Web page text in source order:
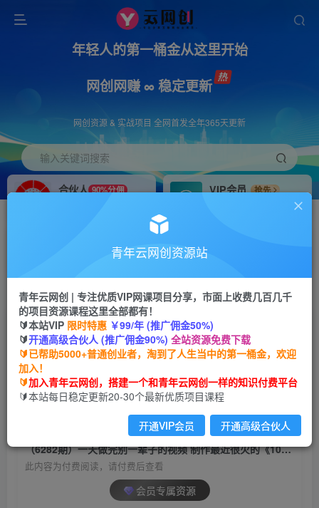
年轻人的第一桶金从这里开始
网创网赚 ∞ 稳定更新
网创资源 & 实战项目 全网首发全年365天更新
输入关键词搜索
合伙人 90%分佣
VIP会员
抢先
搭建同款网站，自己当老板
首页 创业课程 会员专属 正文
（6282期）一天做完别一辈子的视频 制作最近很
火的《1000个野路子信息差》100%过原创
青年云网创
2年前发布
关注 私信
（6282期）一天做完别一辈子的视频 制作最近很火的《1000个野路子信息差》100%过原创
此内容为付费阅读，请付费后查看
会员专属资源
青年云网创资源站
青年云网创 | 专注优质VIP网课项目分享，市面上收费几百几千
的项目资源课程这里全部都有！
🔰本站VIP 限时特惠 ￥99/年 (推广佣金50%)
🔰开通高级合伙人 (推广佣金90%) 全站资源免费下载
🔰已帮助5000+普通创业者，淘到了人生当中的第一桶金，欢迎
加入！
🔰加入青年云网创，搭建一个和青年云网创一样的知识付费平台
🔰本站每日稳定更新20-30个最新优质项目课程
开通VIP会员 开通高级合伙人